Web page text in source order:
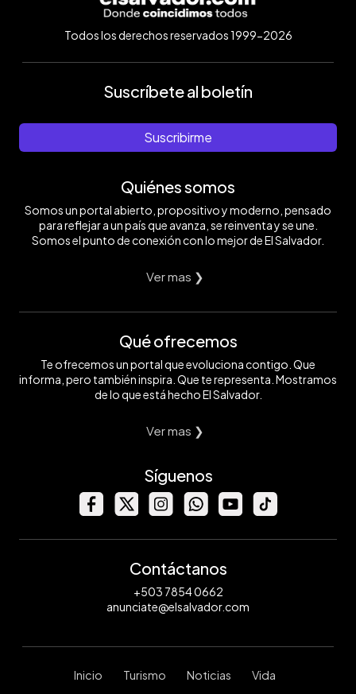
Todos los derechos reservados 1999-2026
Suscríbete al boletín
Suscribirme
Quiénes somos
Somos un portal abierto, propositivo y moderno, pensado
para reflejar a un país que avanza, se reinventa y se une.
Somos el punto de conexión con lo mejor de El Salvador.
Ver mas ❯
Qué ofrecemos
Te ofrecemos un portal que evoluciona contigo. Que
informa, pero también inspira. Que te representa. Mostramos
de lo que está hecho El Salvador.
Ver mas ❯
Síguenos
Contáctanos
+503 7854 0662
anunciate@elsalvador.com
Inicio Turismo Noticias Vida